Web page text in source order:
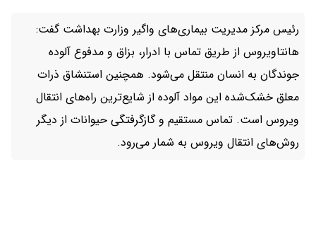
رئیس مرکز مدیریت بیماری‌های واگیر وزارت بهداشت گفت:
هانتاویروس از طریق تماس با ادرار، بزاق و مدفوع آلوده
جوندگان به انسان منتقل می‌شود. همچنین استنشاق ذرات
معلق خشک‌شده این مواد آلوده از شایع‌ترین راه‌های انتقال
ویروس است. تماس مستقیم و گازگرفتگی حیوانات از دیگر
روش‌های انتقال ویروس به شمار می‌رود.